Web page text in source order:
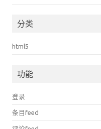
分类
html5
功能
登录
条目feed